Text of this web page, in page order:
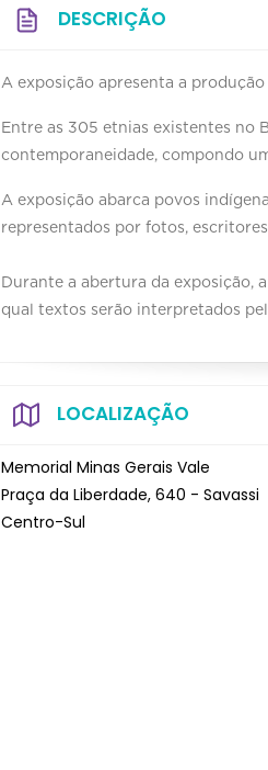
DESCRIÇÃO
A exposição apresenta a
Entre as 305 etnias existentes no
contemporaneidade, compondo
A exposição abarca povos
representados por fotos,
Durante a abertura da exposição,
qual textos serão interpretados
LOCALIZAÇÃO
Memorial Minas Gerais Vale
Praça da Liberdade, 640 - Savassi
Centro-Sul